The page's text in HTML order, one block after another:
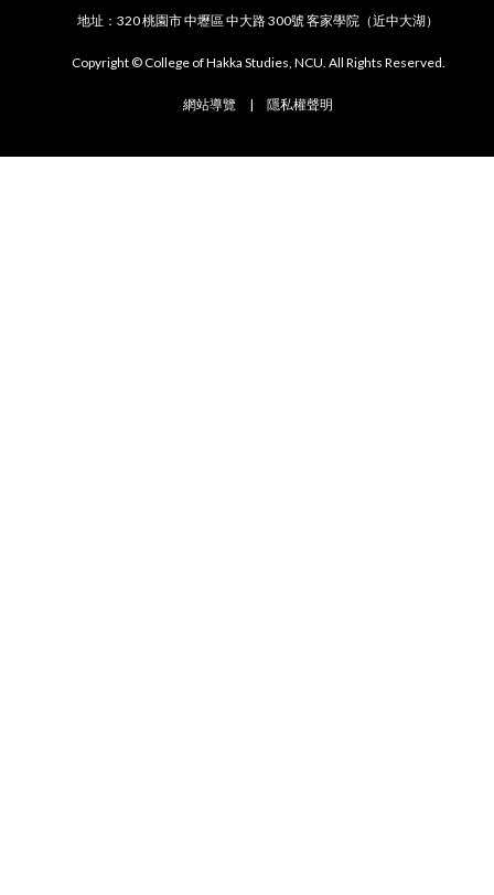
地址：320 桃園市 中壢區 中大路 300號 客家學院（近中大湖）
Copyright © College of Hakka Studies, NCU. All Rights Reserved.
網站導覽 | 隱私權聲明